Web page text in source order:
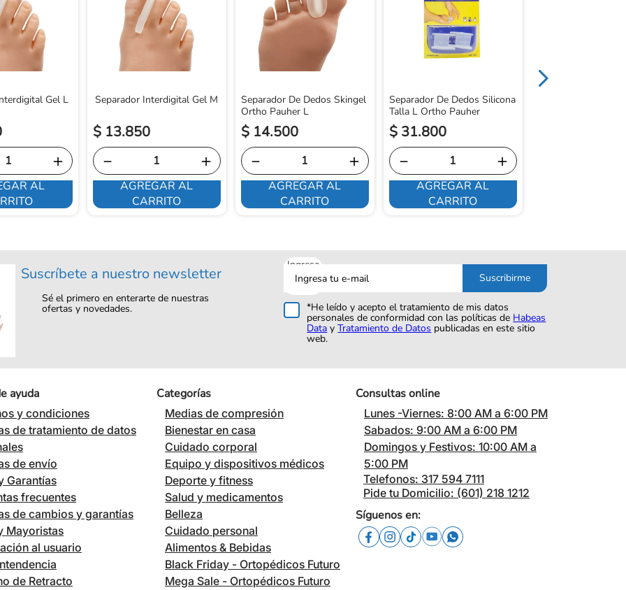
Gel L
＋
AL
Separador Interdigital Gel M
$ 13.850
＋
－
AGREGAR AL
CARRITO
Separador De Dedos Skingel
Ortho Pauher L
$ 14.500
＋
－
AGREGAR AL
CARRITO
Separador De Dedos Silicona
Talla L Ortho Pauher
$ 31.800
＋
－
AGREGAR AL
CARRITO
Suscríbete a nuestro newsletter
Sé el primero en enterarte de nuestras
ofertas y novedades.
Ingresa
tu
correo
Suscribirme
*He leído y acepto el tratamiento de mis datos
personales de conformidad con las políticas de Habeas
Data yTratamiento de Datos publicadas en este sitio
web.
ayuda
y condiciones
de tratamiento de datos
de envío
Garantías
frecuentes
de cambios y garantías
Mayoristas
al usuario
de Retracto
Categorías
Medias de compresión
Bienestar en casa
Cuidado corporal
Equipo y dispositivos médicos
Deporte y fitness
Salud y medicamentos
Belleza
Cuidado personal
Alimentos & Bebidas
Black Friday - Ortopédicos Futuro
Mega Sale - Ortopédicos Futuro
Consultas online
Lunes -Viernes: 8:00 AM a 6:00 PM
Sabados: 9:00 AM a 6:00 PM
Domingos y Festivos: 10:00 AM a
5:00 PM
Telefonos: 317 594 7111
Pide tu Domicilio: (601) 218 1212
Síguenos en: